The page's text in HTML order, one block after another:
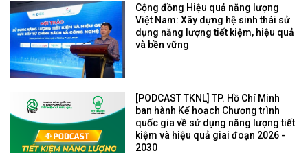
Cộng đồng Hiệu quả năng lượng
Việt Nam: Xây dựng hệ sinh thái sử
dụng năng lượng tiết kiệm, hiệu quả
và bền vững
[PODCAST TKNL] TP. Hồ Chí Minh
ban hành Kế hoạch Chương trình
quốc gia về sử dụng năng lượng tiết
kiệm và hiệu quả giai đoạn 2026 -
2030